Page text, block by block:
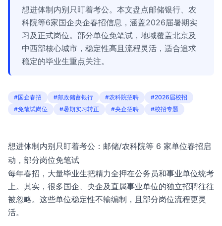
想进体制内别只盯着考公。本文盘点邮储银行、农
科院等6家国企央企春招信息，涵盖2026届暑期实
习及正式岗位。部分单位免笔试，地域覆盖北京及
中西部核心城市，稳定性高且流程灵活，适合追求
稳定的毕业生重点关注。
#国企春招 #邮政储蓄银行 #农科院招聘
#2026届校招
#免笔试岗位
#暑期实习转正 #央企招聘 #校招专题
想进体制内别只盯着考公：邮储/农科院等 6 家单位春招启
动，部分岗位免笔试
每年春招，大量毕业生把精力全押在公务员和事业单位统考
上。其实，很多国企、央企及直属事业单位的独立招聘往往
被忽略。这些单位稳定性不输编制，且部分岗位流程更灵
活。